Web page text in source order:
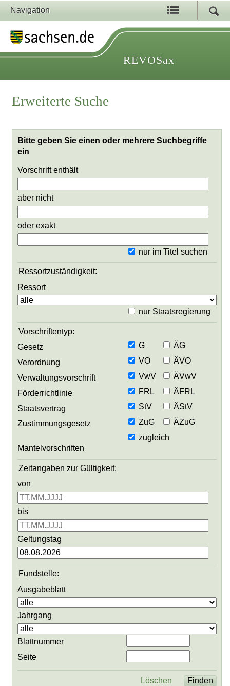
Navigation
REVOSax
Erweiterte Suche
Bitte geben Sie einen oder mehrere Suchbegriffe
ein
Vorschrift enthält
aber nicht
oder exakt
nur im Titel suchen
Ressortzuständigkeit:
Ressort
nur Staatsregierung
Vorschriftentyp:
Gesetz
G
ÄG
Verordnung
VO
ÄVO
Verwaltungsvorschrift
VwV
ÄVwV
Förderrichtlinie
FRL
ÄFRL
Staatsvertrag
StV
ÄStV
Zustimmungsgesetz
ZuG
ÄZuG
zugleich
Mantelvorschriften
Zeitangaben zur Gültigkeit:
von
bis
Geltungstag
Fundstelle:
Ausgabeblatt
Jahrgang
Blattnummer
Seite
Löschen